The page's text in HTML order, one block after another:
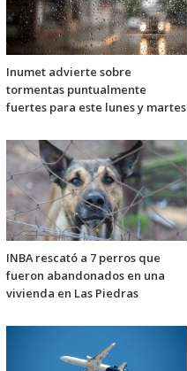
Inumet advierte sobre
tormentas puntualmente
fuertes para este lunes y martes
INBA rescató a 7 perros que
fueron abandonados en una
vivienda en Las Piedras